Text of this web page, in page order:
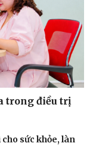
trong điều trị
sức khỏe, làn